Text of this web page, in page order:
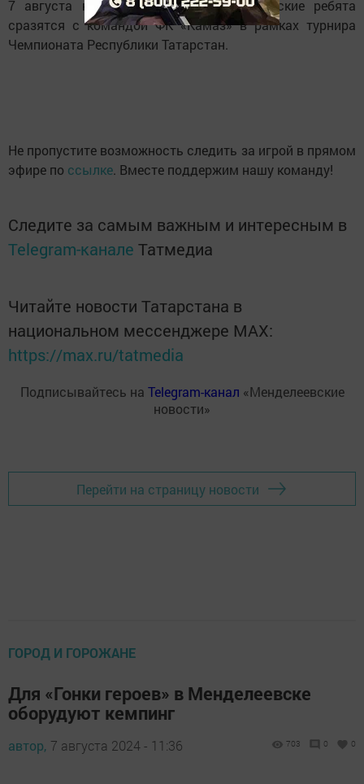
7 августа на поле стадиона менделеевские ребята
сразятся с командой ФК «Камаз» в рамках турнира
Чемпионата Республики Татарстан.
Не пропустите возможность следить за игрой в прямом
эфире по ссылке. Вместе поддержим нашу команду!
Следите за самым важным и интересным в
Telegram-канале Татмедиа
Читайте новости Татарстана в
национальном мессенджере MАХ:
https://max.ru/tatmedia
Подписывайтесь на Telegram-канал «Менделеевские
новости»
Перейти на страницу новости
ГОРОД И ГОРОЖАНЕ
Для «Гонки героев» в Менделеевске
оборудуют кемпинг
автор, 7 августа 2024 - 11:36 703 0 0